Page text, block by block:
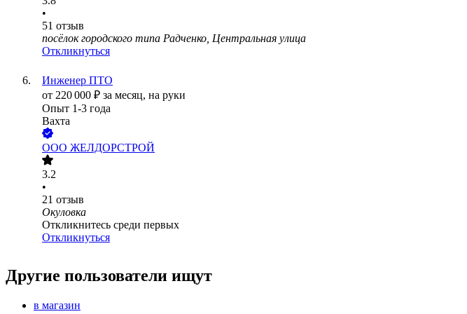
•
51 отзыв
посёлок городского типа Радченко, Центральная улица
Откликнуться
Инженер ПТО
от 220 000 ₽ за месяц, на руки
Опыт 1-3 года
Вахта
ООО ЖЕЛДОРСТРОЙ
3.2
•
21 отзыв
Окуловка
Откликнитесь среди первых
Откликнуться
Другие пользователи ищут
в магазин